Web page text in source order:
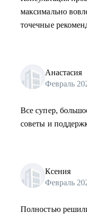
максимально
точечные
Анастасия
Февраль
Все супер,
советы и
Ксения
Февраль
Полностью